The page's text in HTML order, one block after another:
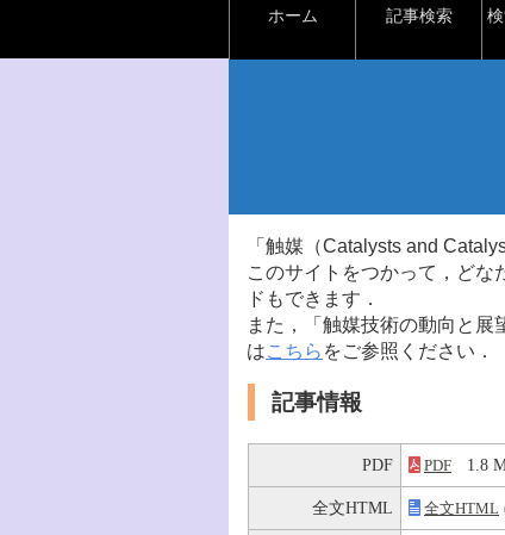
ホーム 記事検索
「触媒（Catalysts and
このサイトをつかって，どな
ドもできます．
また，「触媒技術の動向と展
はこちら をご参照ください．
記事情報
PDF PDF 1.8
全文HTML 全文HTML